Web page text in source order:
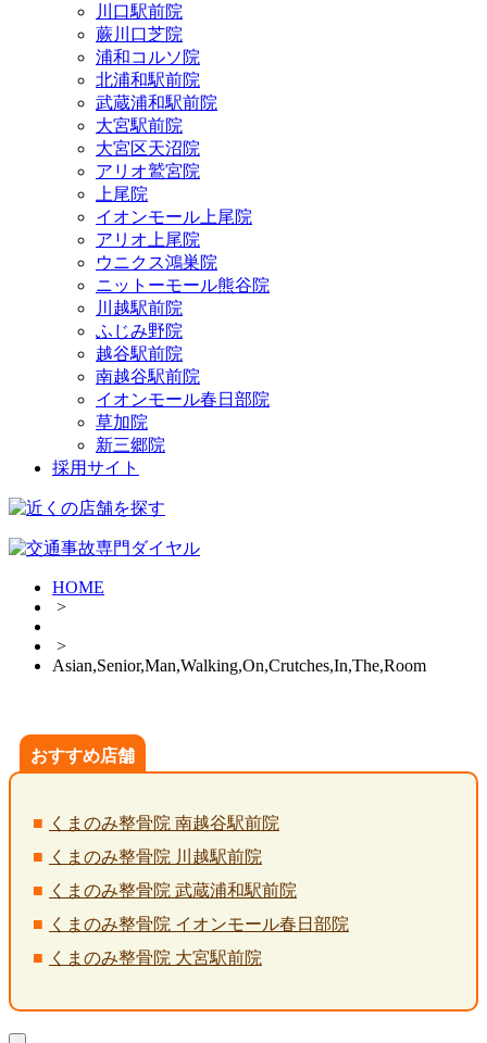
川口駅前院
蕨川口芝院
浦和コルソ院
北浦和駅前院
武蔵浦和駅前院
大宮駅前院
大宮区天沼院
アリオ鷲宮院
上尾院
イオンモール上尾院
アリオ上尾院
ウニクス鴻巣院
ニットーモール熊谷院
川越駅前院
ふじみ野院
越谷駅前院
南越谷駅前院
イオンモール春日部院
草加院
新三郷院
採用サイト
HOME
>
>
Asian,Senior,Man,Walking,On,Crutches,In,The,Room
おすすめ店舗
くまのみ整骨院 南越谷駅前院
くまのみ整骨院 川越駅前院
くまのみ整骨院 武蔵浦和駅前院
くまのみ整骨院 イオンモール春日部院
くまのみ整骨院 大宮駅前院